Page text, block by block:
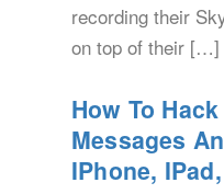
recording their
on top of their […]
How To
Messages
IPhone,